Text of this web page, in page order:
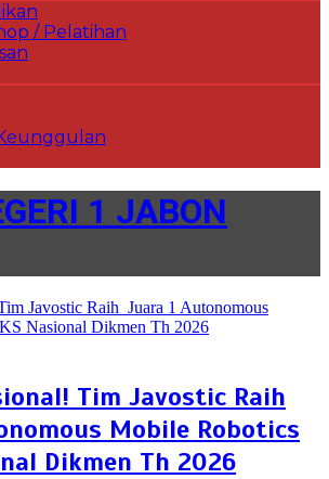
/ Pelatihan
1 JABON
Tim Javostic Raih
Mobile Robotics
Dikmen Th 2026